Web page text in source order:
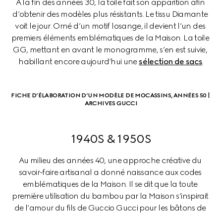
À la fin des années 30, la toile fait son apparition afin
d’obtenir des modèles plus résistants. Le tissu Diamante
voit le jour. Orné d’un motif losange, il devient l’un des
premiers éléments emblématiques de la Maison. La toile
GG, mettant en avant le monogramme, s’en est suivie,
habillant encore aujourd’hui une sélection de sacs.
FICHE D’ÉLABORATION D’UN MODÈLE DE MOCASSINS, ANNÉES 50 |
ARCHIVES GUCCI
1940S & 1950S
Au milieu des années 40, une approche créative du
savoir-faire artisanal a donné naissance aux codes
emblématiques de la Maison. Il se dit que la toute
première utilisation du bambou par la Maison s’inspirait
de l’amour du fils de Guccio Gucci pour les bâtons de